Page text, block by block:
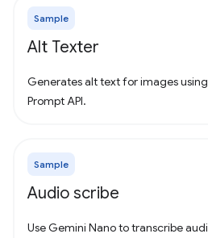
Sample
Alt Texter
Generates alt text for images
Prompt API.
Sample
Audio scribe
Use Gemini Nano to transcribe